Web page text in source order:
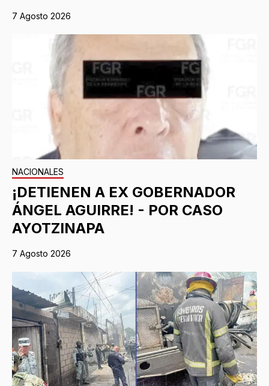
7 Agosto 2026
NACIONALES
¡DETIENEN A EX GOBERNADOR
ÁNGEL AGUIRRE! - POR CASO
AYOTZINAPA
7 Agosto 2026